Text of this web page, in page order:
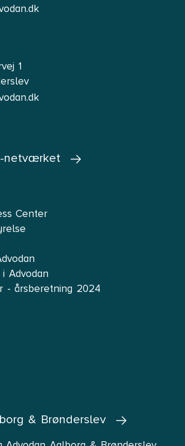
1
netværket
Center
Advodan
- årsberetning 2024
& Brønderslev